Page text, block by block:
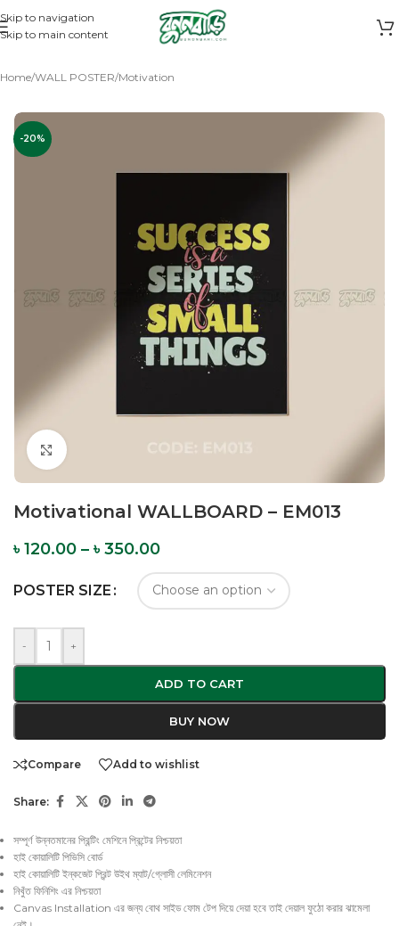
Skip to navigation
Skip to main content
Home/WALL POSTER/Motivation
-20%
Click to enlarge
Motivational WALLBOARD – EM013
৳120.00 – ৳350.00
POSTER SIZE
- +
ADD TO CART
BUY NOW
Compare Add to wishlist
Share:
সম্পূর্ণ উন্নতমানের প্রিন্টিং মেশিনে প্রিন্টের নিশ্চয়তা
হাই কোয়ালিটি পিভিসি বোর্ড
হাই কোয়ালিটি ইন্কজেট প্রিন্ট উইথ ম্যাট/গ্লোসী লেমিনেশন
নিখুঁত ফিনিশিং এর নিশ্চয়তা
Canvas Installation এর জন্য বোথ সাইড ফোম টেপ দিয়ে দেয়া হবে তাই দেয়াল ফুঠো করার ঝামেলা